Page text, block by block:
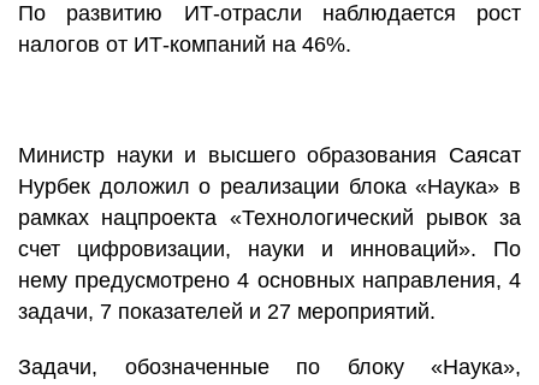
По развитию ИТ-отрасли наблюдается рост
налогов от ИТ-компаний на 46%.
Министр науки и высшего образования Саясат
Нурбек доложил о реализации блока «Наука» в
рамках нацпроекта «Технологический рывок за
счет цифровизации, науки и инноваций». По
нему предусмотрено 4 основных направления, 4
задачи, 7 показателей и 27 мероприятий.
Задачи, обозначенные по блоку «Наука»,